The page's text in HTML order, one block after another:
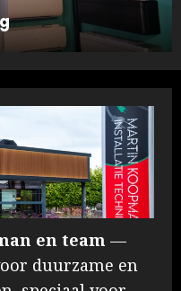
airconditioner
airconditioners
en team —
duurzame en